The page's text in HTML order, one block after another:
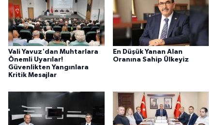
Vali Yavuz'dan Muhtarlara
Önemli Uyarılar!
Güvenlikten Yangınlara
Kritik Mesajlar
En Düşük Yanan Alan
Oranına Sahip Ülkeyiz